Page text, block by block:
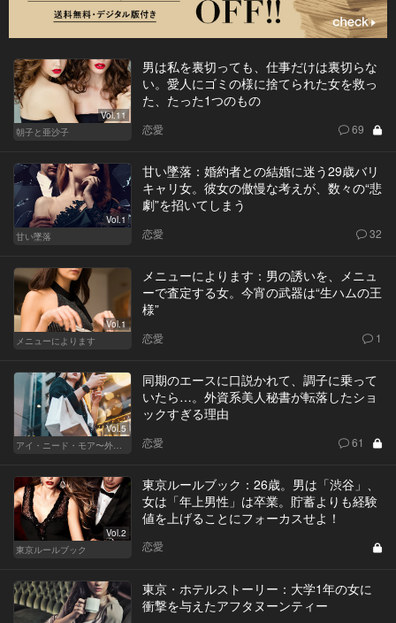
Vol.11
朝子と亜沙子
男は私を裏切っても、仕事だけは裏切らな
い。愛人にゴミの様に捨てられた女を救っ
た、たった1つのもの
恋愛 69
Vol.1
甘い墜落
甘い墜落：婚約者との結婚に迷う29歳バリ
キャリ女。彼女の傲慢な考えが、数々の“悲
劇”を招いてしまう
恋愛 32
Vol.1
メニューによります
メニューによります：男の誘いを、メニュ
ーで査定する女。今宵の武器は“生ハムの王
様”
恋愛 1
Vol.5
アイ・ニード・モア〜外資系オンナの欲望〜
同期のエースに口説かれて、調子に乗って
いたら…。外資系美人秘書が転落したショ
ックすぎる理由
恋愛 61
Vol.2
東京ルールブック
東京ルールブック：26歳。男は「渋谷」、
女は「年上男性」は卒業。貯蓄よりも経験
値を上げることにフォーカスせよ！
恋愛
東京・ホテルストーリー：大学1年の女に
衝撃を与えたアフタヌーンティー